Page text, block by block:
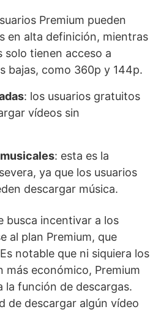
Premium pueden
en alta definición, mientras
solo tienen acceso a
bajas, como 360p y 144p.
: los usuarios gratuitos
vídeos sin
: esta es la
ya que los usuarios
descargar música.
busca incentivar a los
al plan Premium, que
notable que ni siquiera los
más económico, Premium
la función de descargas.
de descargar algún vídeo